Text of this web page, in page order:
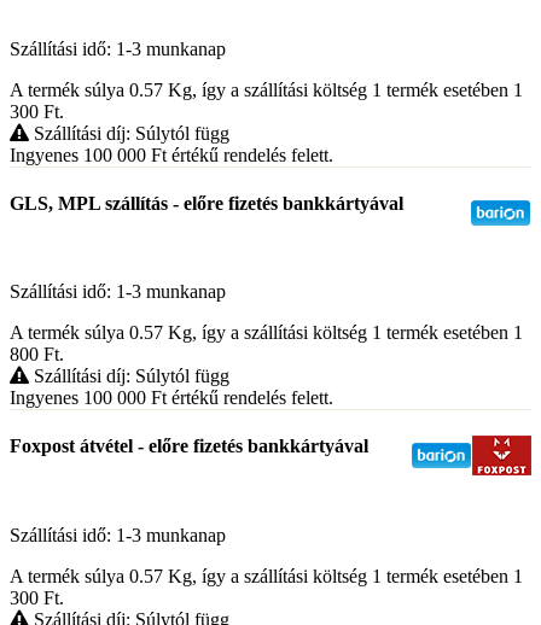
Szállítási idő: 1-3 munkanap
A termék súlya 0.57 Kg, így a szállítási költség 1 termék esetében 1
300 Ft.
Szállítási díj: Súlytól függ
Ingyenes 100 000 Ft értékű rendelés felett.
GLS, MPL szállítás - előre fizetés bankkártyával
Szállítási idő: 1-3 munkanap
A termék súlya 0.57 Kg, így a szállítási költség 1 termék esetében 1
800 Ft.
Szállítási díj: Súlytól függ
Ingyenes 100 000 Ft értékű rendelés felett.
Foxpost átvétel - előre fizetés bankkártyával
Szállítási idő: 1-3 munkanap
A termék súlya 0.57 Kg, így a szállítási költség 1 termék esetében 1
300 Ft.
Szállítási díj: Súlytól függ